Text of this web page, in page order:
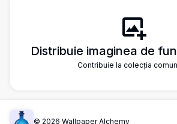
Distribuie imaginea de
Contribuie la colecția
© 2026 Wallpaper Alchemy